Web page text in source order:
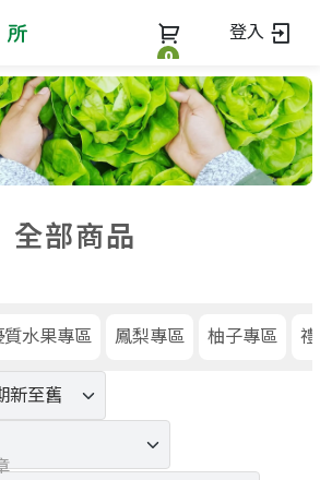
0
登入
登入
全部商品
水果專區 鳳梨專區 柚子專區